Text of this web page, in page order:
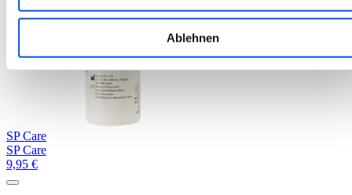
Ablehnen
SP Care
SP Care
9,95 €